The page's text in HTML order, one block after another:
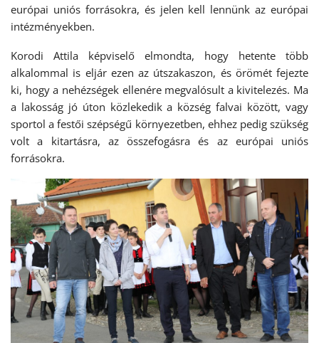
európai uniós forrásokra, és jelen kell lennünk az európai
intézményekben.
Korodi Attila képviselő elmondta, hogy hetente több
alkalommal is eljár ezen az útszakaszon, és örömét fejezte
ki, hogy a nehézségek ellenére megvalósult a kivitelezés. Ma
a lakosság jó úton közlekedik a község falvai között, vagy
sportol a festői szépségű környezetben, ehhez pedig szükség
volt a kitartásra, az összefogásra és az európai uniós
forrásokra.